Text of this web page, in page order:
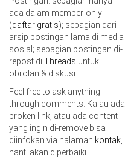
ada dalam member-only
(daftar gratis); sebagian dari
arsip postingan lama di media
sosial; sebagian postingan di-
repost di Threads untuk
obrolan & diskusi.
Feel free to ask anything
through comments. Kalau ada
broken link, atau ada content
yang ingin di-remove bisa
diinfokan via halaman kontak
nanti akan diperbaiki.